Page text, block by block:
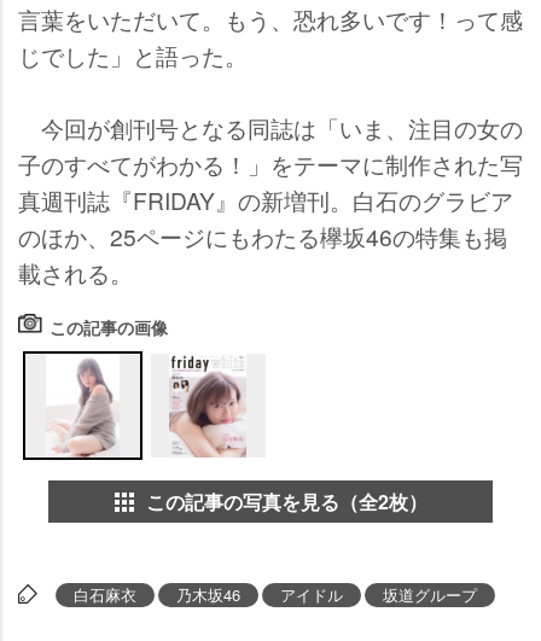
言葉をいただいて。もう、恐れ多いです！って感
じでした」と語った。
今回が創刊号となる同誌は「いま、注目の女の
子のすべてがわかる！」をテーマに制作された写
真週刊誌『FRIDAY』の新増刊。白石のグラビア
のほか、25ページにもわたる欅坂46の特集も掲
載される。
この記事の画像
この記事の写真を見る（全2枚）
白石麻衣 乃木坂46 アイドル 坂道グループ